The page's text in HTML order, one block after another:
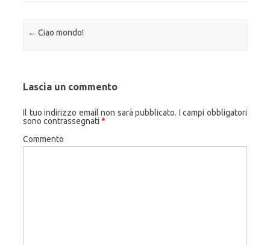
Navigazione articolo
← Ciao mondo!
Lascia un commento
Il tuo indirizzo email non sarà pubblicato. I campi obbligatori
sono contrassegnati *
Commento